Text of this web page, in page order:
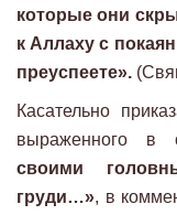
которые они
к Аллаху с
преуспеете».
Касательно
выраженного в
своими
груди…», в